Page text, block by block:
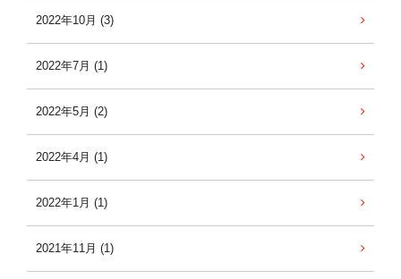
2022年10月 (3)
2022年7月 (1)
2022年5月 (2)
2022年4月 (1)
2022年1月 (1)
2021年11月 (1)